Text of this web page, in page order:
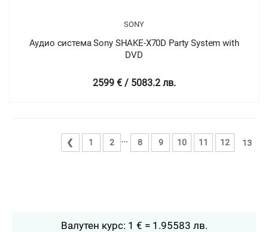
SONY
Аудио система Sony SHAKE-X70D Party System with
DVD
2599 € / 5083.2 лв.
❮ 1 2 ... 8 9 10 11 12 13
Валутен курс: 1 € = 1.95583 лв.